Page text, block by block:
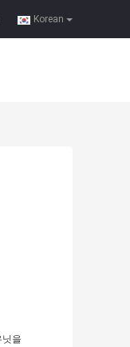
Korean
을